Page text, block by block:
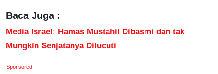
Baca Juga :
Media Israel: Hamas Mustahil Dibasmi dan tak
Mungkin Senjatanya Dilucuti
Sponsored